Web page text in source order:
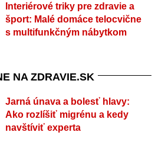
Interiérové triky pre zdravie a
šport: Malé domáce telocvične
s multifunkčným nábytkom
NA ZDRAVIE.SK
Jarná únava a bolesť hlavy:
Ako rozlíšiť migrénu a kedy
navštíviť experta